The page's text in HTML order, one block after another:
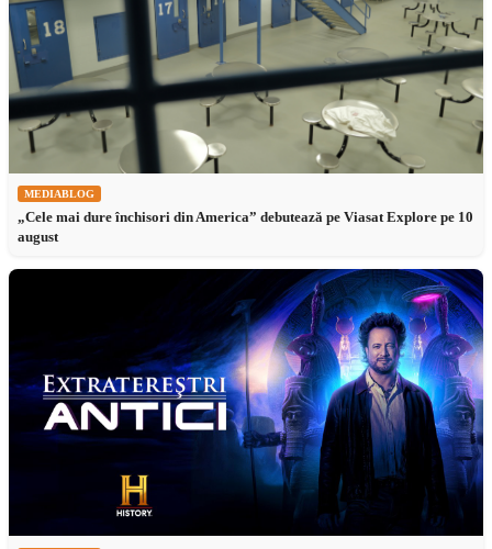
MEDIABLOG
„Cele mai dure închisori din America” debutează pe Viasat Explore pe 10
august